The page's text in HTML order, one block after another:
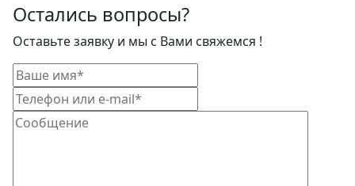
Остались вопросы?
Оставьте заявку и мы с Вами свяжемся !